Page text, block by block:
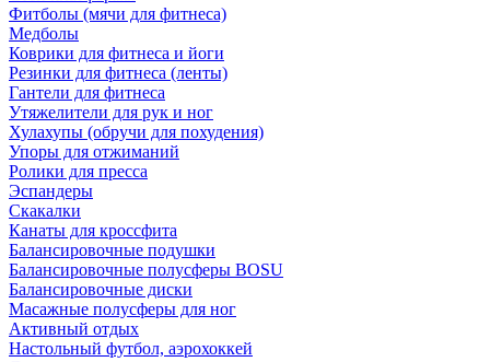
Фитболы (мячи для фитнеса)
Медболы
Коврики для фитнеса и йоги
Резинки для фитнеса (ленты)
Гантели для фитнеса
Утяжелители для рук и ног
Хулахупы (обручи для похудения)
Упоры для отжиманий
Ролики для пресса
Эспандеры
Скакалки
Канаты для кроссфита
Балансировочные подушки
Балансировочные полусферы BOSU
Балансировочные диски
Масажные полусферы для ног
Активный отдых
Настольный футбол, аэрохоккей